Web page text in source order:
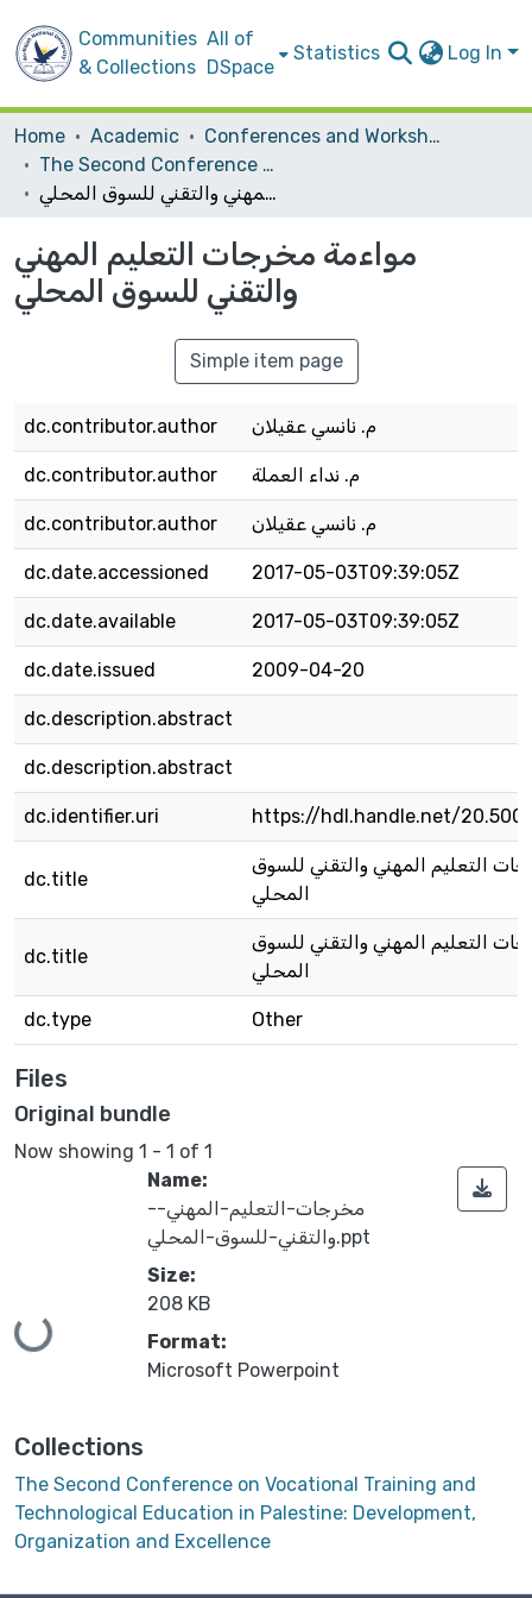
Communities
& Collections
All of
DSpace
Statistics Log In
Home Academic
Conferences and Workshops
The Second Conference on Vocational Training and Technological Education in Palestine: Development, Organization and Excellence
مواءمة مخرجات التعليم المهني والتقني للسوق المحلي
مواءمة مخرجات التعليم المهني
والتقني للسوق المحلي
Simple item page
dc.contributor.author م. نانسي عقيلان
dc.contributor.author م. نداء العملة
dc.contributor.author م. نانسي عقيلان
dc.date.accessioned 2017-05-03T09:39:05Z
dc.date.available 2017-05-03T09:39:05Z
dc.date.issued 2009-04-20
dc.description.abstract
dc.description.abstract
dc.identifier.uri https://hdl.handle.net/
dc.title
التعليم المهني والتقني للسوق
المحلي
dc.title
التعليم المهني والتقني للسوق
المحلي
dc.type Other
Files
Original bundle
Now showing 1 - 1 of 1
Loading...
Name:
-مخرجات-التعليم-المهني-
والتقني-للسوق-المحلي.ppt
Size:
208 KB
Format:
Microsoft Powerpoint
Collections
The Second Conference on Vocational Training and
Technological Education in Palestine: Development,
Organization and Excellence